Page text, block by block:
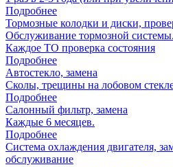
Подробнее
Тормозные колодки и диски,
Обслуживание тормозной системы.
Каждое ТО проверка состояния
Подробнее
Автостекло, замена
Сколы, трещины на лобовом
Подробнее
Салонный фильтр, замена
Каждые 6 месяцев.
Подробнее
Система охлаждения двигателя,
обслуживание